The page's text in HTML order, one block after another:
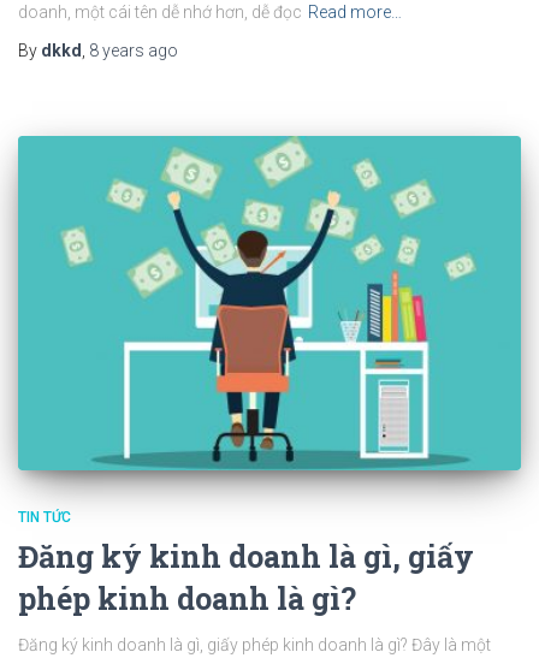
doanh, một cái tên dễ nhớ hơn, dễ đọc Read more…
By dkkd 8 years ago
TIN TỨC
Đăng ký kinh doanh là gì, giấy
phép kinh doanh là gì?
Đăng ký kinh doanh là gì, giấy phép kinh doanh là gì? Đây là một